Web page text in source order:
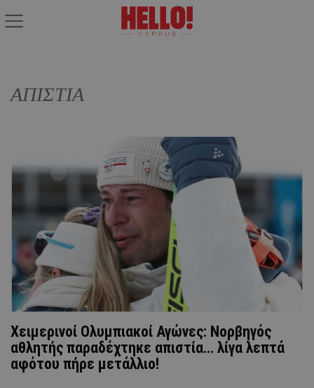
ΑΠΙΣΤΙΑ
Χειμερινοί Ολυμπιακοί Αγώνες: Νορβηγός
αθλητής παραδέχτηκε απιστία... λίγα λεπτά
αφότου πήρε μετάλλιο!